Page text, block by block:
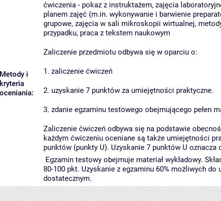
Metody i
kryteria
oceniania:
ćwiczenia - pokaz z instruktażem, zajęcia
planem zajęć (m.in. wykonywanie i barwienie
grupowe, zajęcia w sali mikroskopii wirtualnej,
przypadku, praca z tekstem naukowym
Zaliczenie przedmiotu odbywa się w oparciu o:
1. zaliczenie ćwiczeń
2. uzyskanie 7 punktów za umiejętności praktyczne.
3. zdanie egzaminu testowego obejmującego pełen
Zaliczenie ćwiczeń odbywa się na podstawie
każdym ćwiczeniu oceniane są także umiejętności
punktów (punkty U). Uzyskanie 7 punktów U
Egzamin testowy obejmuje materiał wykładowy.
80-100 pkt. Uzyskanie z egzaminu 60% możliwych
dostatecznym.